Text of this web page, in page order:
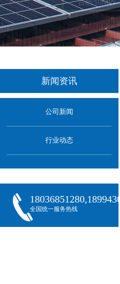
新闻资讯
公司新闻
行业动态
全国统一服务热线